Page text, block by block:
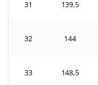
31 139,5
32 144
33 148,5